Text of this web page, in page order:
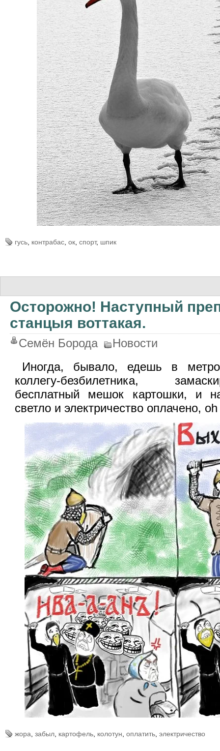
гусь контрабас ок спорт, шпик
Осторожно! Наступный
станцыя воттакая.
Семён Борода
Новости
Иногда, бывало, едешь в
коллегу-безбилетника,
бесплатный мешок картошки, и
светло и электричество оплачено,
жора забыл картофель колотун оплатить электричество